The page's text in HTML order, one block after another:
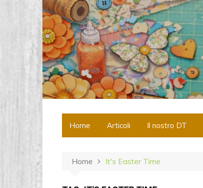
Home Articoli Il nostro DT
Home It's Easter Time